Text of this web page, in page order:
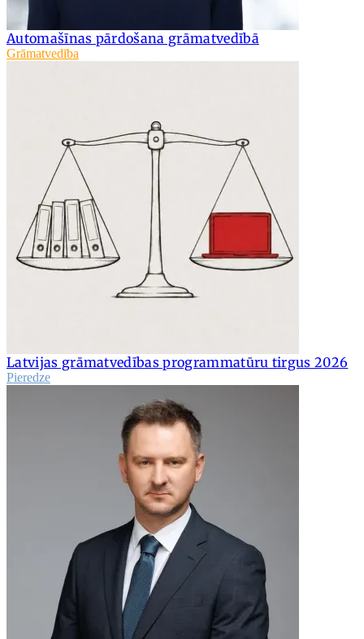
Automašīnas pārdošana grāmatvedībā
Grāmatvedība
Latvijas grāmatvedības programmatūru tirgus 2026
Pieredze